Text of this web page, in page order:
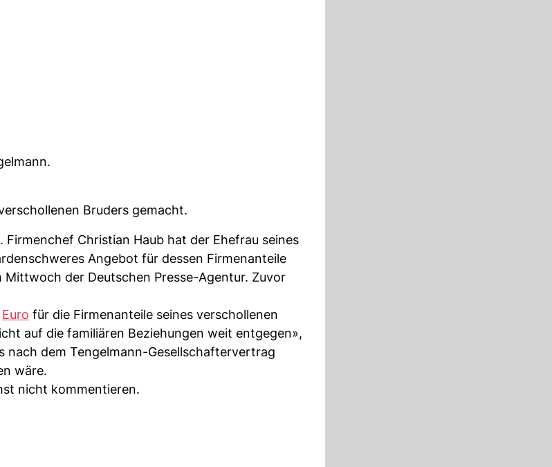
Bruders gemacht.
Christian Haub hat der Ehefrau seines
Angebot für dessen Firmenanteile
der Deutschen Presse-Agentur. Zuvor
Euro für die Firmenanteile seines verschollenen
auf die familiären Beziehungen weit entgegen»,
nach dem Tengelmann-Gesellschaftervertrag
wäre.
nicht kommentieren.